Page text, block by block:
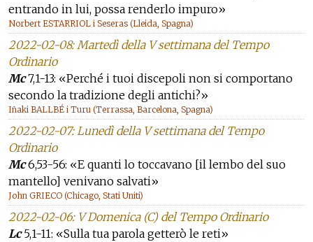
entrando in lui, possa renderlo impuro»
Norbert ESTARRIOL i Seseras (Lleida, Spagna)
2022-02-08: Martedì della V settimana del Tempo
Ordinario
Mc7,1-13: «Perché i tuoi discepoli non si comportano
secondo la tradizione degli antichi?»
Iñaki BALLBÉ i Turu (Terrassa, Barcelona, Spagna)
2022-02-07: Lunedì della V settimana del Tempo
Ordinario
Mc6,53-56: «E quanti lo toccavano [il lembo del suo
mantello] venivano salvati»
John GRIECO (Chicago, Stati Uniti)
2022-02-06: V Domenica (C) del Tempo Ordinario
Lc5,1-11: «Sulla tua parola getterò le reti»